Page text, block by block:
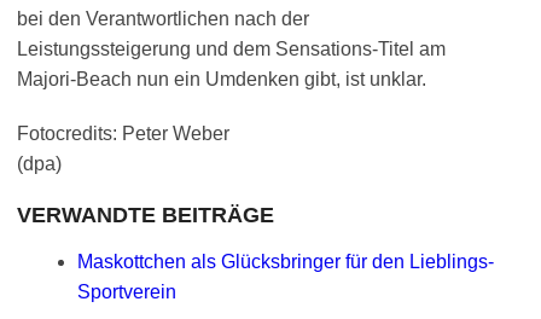
bei den Verantwortlichen nach der
Leistungssteigerung und dem Sensations-Titel am
Majori-Beach nun ein Umdenken gibt, ist unklar.
Fotocredits: Peter Weber
(dpa)
VERWANDTE BEITRÄGE
Maskottchen als Glücksbringer für den Lieblings-
Sportverein